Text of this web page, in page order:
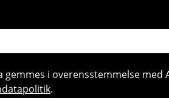
gemmes i overensstemmelse med
.